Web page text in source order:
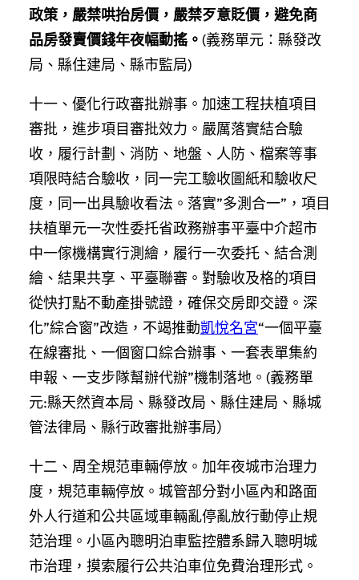
政策，嚴禁哄抬房價，嚴禁歹意貶價，避免商
品房發賣價錢年夜幅動搖。 (義務單元：縣發改
局、縣住建局、縣市監局)
十一、優化行政審批辦事。加速工程扶植項目
審批，進步項目審批效力。嚴厲落實結合驗
收，履行計劃、消防、地盤、人防、檔案等事
項限時結合驗收，同一完工驗收圖紙和驗收尺
度，同一出具驗收看法。落實”多測合一”，項目
扶植單元一次性委托省政務辦事平臺中介超市
中一傢機構實行測繪，履行一次委托、結合測
繪、結果共享、平臺聯審。對驗收及格的項目
從快打點不動產掛號證，確保交房即交證。深
化”綜合窗”改造，不竭推動凱悅名宮“一個平臺
在線審批、一個窗口綜合辦事、一套表單集約
申報、一支步隊幫辦代辦”機制落地。(義務單
元:縣天然資本局、縣發改局、縣住建局、縣城
管法律局、縣行政審批辦事局）
十二、周全規范車輛停放。加年夜城市治理力
度，規范車輛停放。城管部分對小區內和路面
外人行道和公共區域車輛亂停亂放行動停止規
范治理。小區內聰明泊車監控體系歸入聰明城
市治理，摸索履行公共泊車位免費治理形式。